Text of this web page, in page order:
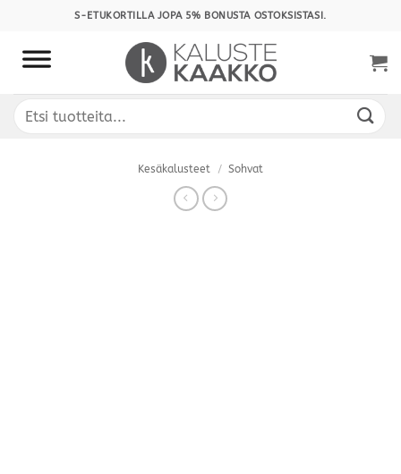
content
S-ETUKORTILLA JOPA 5% BONUSTA OSTOKSISTASI.
Etsi:
Kesäkalusteet / Sohvat